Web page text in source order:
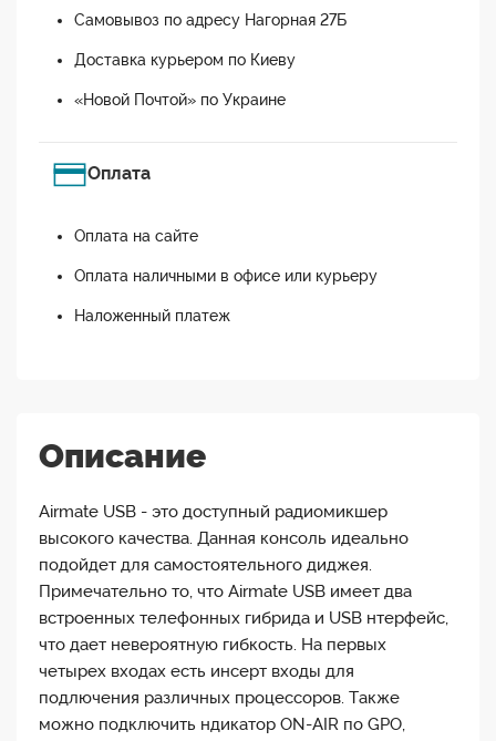
Самовывоз по адресу Нагорная 27Б
Доставка курьером по Киеву
«Новой Почтой» по Украине
Оплата
Оплата на сайте
Оплата наличными в офисе или курьеру
Наложенный платеж
Описание
Airmate USB - это доступный радиомикшер
высокого качества. Данная консоль идеально
подойдет для самостоятельного диджея.
Примечательно то, что Airmate USB имеет два
встроенных телефонных гибрида и USB нтерфейс,
что дает невероятную гибкость. На первых
четырех входах есть инсерт входы для
подлючения различных процессоров. Также
можно подключить ндикатор ON-AIR по GPO,